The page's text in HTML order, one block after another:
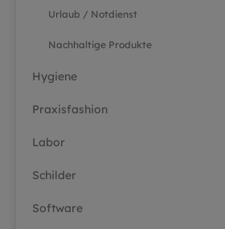
Urlaub / Notdienst
Nachhaltige Produkte
Hygiene
Praxisfashion
Labor
Schilder
Software